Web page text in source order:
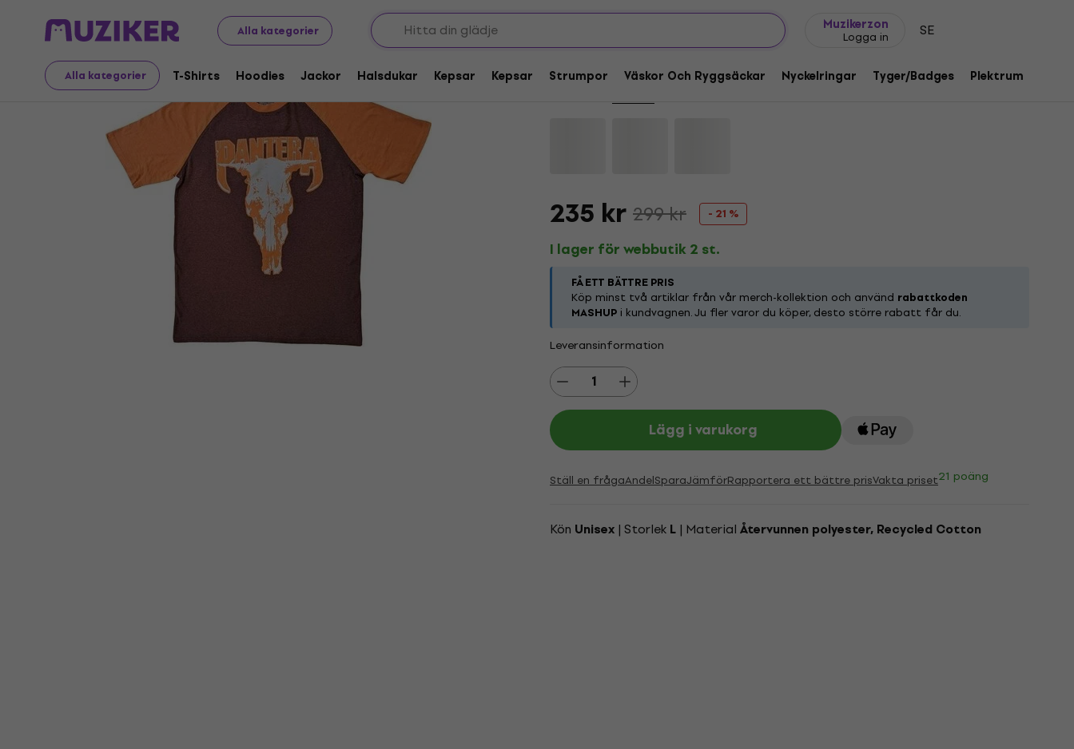
Alla kategorier
Muzikerzon
Logga in SE
Alla kategorier T-Shirts Hoodies Jackor Halsdukar Kepsar Kepsar Strumpor Väskor Och Ryggsäckar Nyckelringar Tyger/Badges Plektrum
Merch Musikalisk Merch
T-Shirts
Deal
Pantera Skull Brown & Orange L Skjorta
235 kr 299 kr - 21 %
I lager för webbutik 2 st.
FÅ ETT BÄTTRE PRIS
Köp minst två artiklar från vår merch-kollektion och använd rabattkoden
MASHUP i kundvagnen. Ju fler varor du köper, desto större rabatt får du.
Leveransinformation
Lägg i varukorg
Ställ en frågaAndelSparaJämförRapportera ett bättre prisVakta priset21 poäng
Kön Unisex | Storlek L | Material Återvunnen polyester, Recycled Cotton